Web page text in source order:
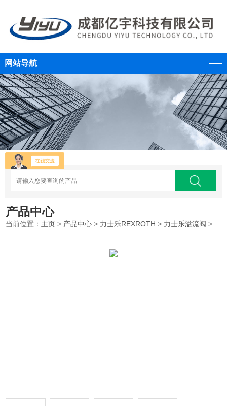
网站导航
产品中心
当前位置： 主页 > 产品中心 > 力士乐REXROTH > 力士乐溢流阀 >REXROTH/德国力士乐电磁溢流阀